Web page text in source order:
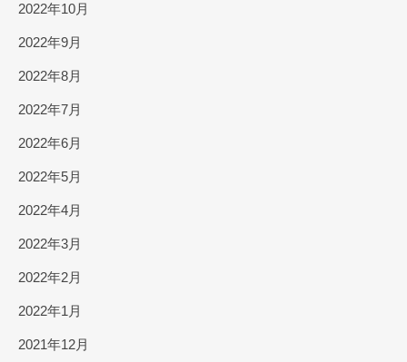
2022年10月
2022年9月
2022年8月
2022年7月
2022年6月
2022年5月
2022年4月
2022年3月
2022年2月
2022年1月
2021年12月